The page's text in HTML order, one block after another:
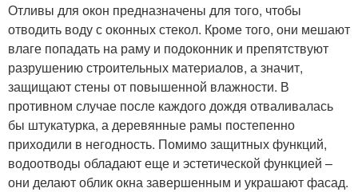
Отливы для окон предназначены для того, чтобы
отводить воду с оконных стекол. Кроме того, они мешают
влаге попадать на раму и подоконник и препятствуют
разрушению строительных материалов, а значит,
защищают стены от повышенной влажности. В
противном случае после каждого дождя отваливалась
бы штукатурка, а деревянные рамы постепенно
приходили в негодность. Помимо защитных функций,
водоотводы обладают еще и эстетической функцией –
они делают облик окна завершенным и украшают фасад.